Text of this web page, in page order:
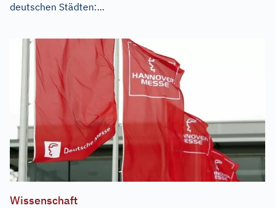
deutschen Städten:...
Wissenschaft